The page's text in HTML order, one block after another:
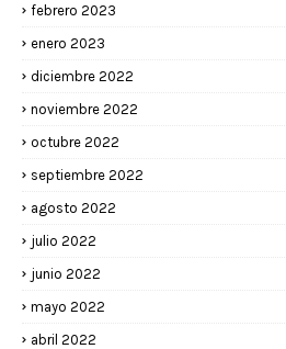
febrero 2023
enero 2023
diciembre 2022
noviembre 2022
octubre 2022
septiembre 2022
agosto 2022
julio 2022
junio 2022
mayo 2022
abril 2022